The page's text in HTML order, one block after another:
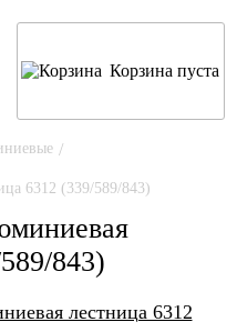
Корзина пуста
/
6312 (339/589/843)
843)